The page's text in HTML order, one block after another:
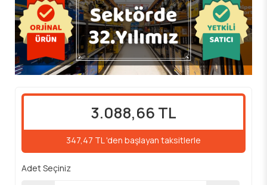
3.088,66 TL
347,47 TL 'den başlayan taksitlerle
Adet Seçiniz